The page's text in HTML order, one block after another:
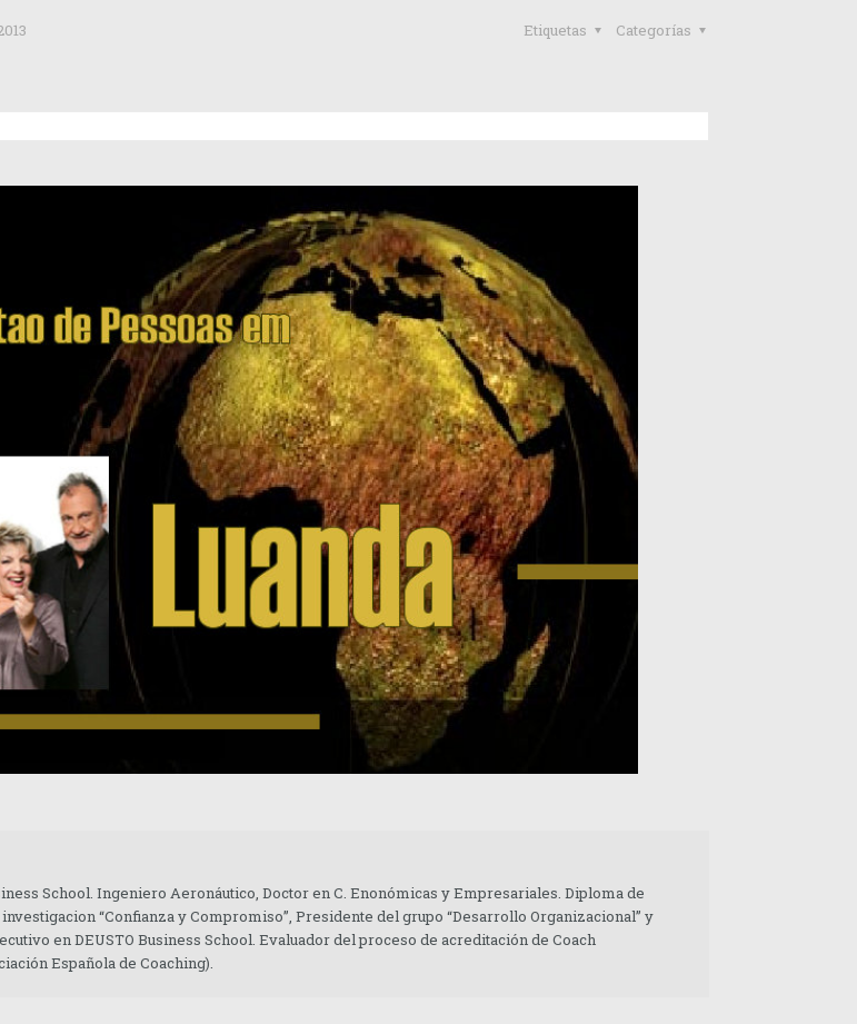
Categorías
Etiquetas
School. Ingeniero Aeronáutico, Doctor en C. Enonómicas y Empresariales. Diploma de
“Confianza y Compromiso”, Presidente del grupo “Desarrollo Organizacional” y
en DEUSTO Business School. Evaluador del proceso de acreditación de Coach
Española de Coaching).